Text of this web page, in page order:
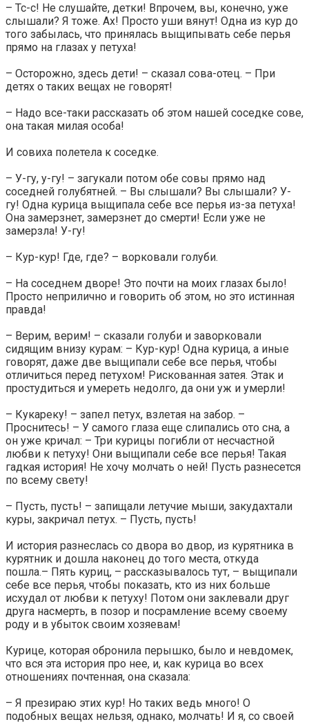
– Тс-с! Не слушайте, детки! Впрочем, вы, конечно, уже
слышали? Я тоже. Ах! Просто уши вянут! Одна из кур до
того забылась, что принялась выщипывать себе перья
прямо на глазах у петуха!
– Осторожно, здесь дети! – сказал сова-отец. – При
детях о таких вещах не говорят!
– Надо все-таки рассказать об этом нашей соседке сове,
она такая милая особа!
И совиха полетела к соседке.
– У-гу, у-гу! – загукали потом обе совы прямо над
соседней голубятней. – Вы слышали? Вы слышали? У-
гу! Одна курица выщипала себе все перья из-за петуха!
Она замерзнет, замерзнет до смерти! Если уже не
замерзла! У-гу!
– Кур-кур! Где, где? – ворковали голуби.
– На соседнем дворе! Это почти на моих глазах было!
Просто неприлично и говорить об этом, но это истинная
правда!
– Верим, верим! – сказали голуби и заворковали
сидящим внизу курам: – Кур-кур! Одна курица, а иные
говорят, даже две выщипали себе все перья, чтобы
отличиться перед петухом! Рискованная затея. Этак и
простудиться и умереть недолго, да они уж и умерли!
– Кукареку! – запел петух, взлетая на забор. –
Проснитесь! – У самого глаза еще слипались ото сна, а
он уже кричал: – Три курицы погибли от несчастной
любви к петуху! Они выщипали себе все перья! Такая
гадкая история! Не хочу молчать о ней! Пусть разнесется
по всему свету!
– Пусть, пусть! – запищали летучие мыши, закудахтали
куры, закричал петух. – Пусть, пусть!
И история разнеслась со двора во двор, из курятника в
курятник и дошла наконец до того места, откуда
пошла.– Пять куриц, – рассказывалось тут, – выщипали
себе все перья, чтобы показать, кто из них больше
исхудал от любви к петуху! Потом они заклевали друг
друга насмерть, в позор и посрамление всему своему
роду и в убыток своим хозяевам!
Курице, которая обронила перышко, было и невдомек,
что вся эта история про нее, и, как курица во всех
отношениях почтенная, она сказала:
– Я презираю этих кур! Но таких ведь много! О
подобных вещах нельзя, однако, молчать! И я, со своей